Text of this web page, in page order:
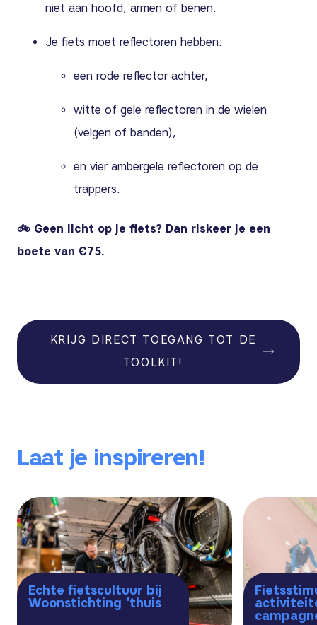
niet aan hoofd, armen of benen.
Je fiets moet reflectoren hebben:
een rode reflector achter,
witte of gele reflectoren in de wielen
(velgen of banden),
en vier ambergele reflectoren op de
trappers.
🚲 Geen licht op je fiets? Dan riskeer je een
boete van €75.
KRIJG DIRECT TOEGANG TOT DE
TOOLKIT!
Laat je inspireren!
Echte fietscultuur bij
Woonstichting ‘thuis